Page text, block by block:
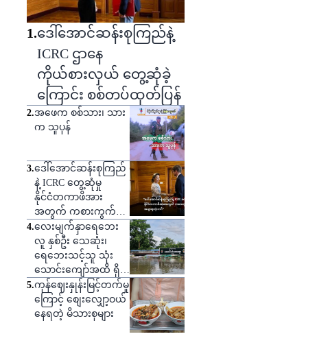
1.ဒေါ်အောင်ဆန်းစုကြည်နဲ့
ICRC ဌာနေ
ကိုယ်စားလှယ် တွေ့ဆုံခဲ့
ကြောင်း စစ်တပ်ထုတ်ပြန်
2.အဖေက စစ်သား၊ သား
က သူပုန်
3.ဒေါ်အောင်ဆန်းစုကြည်
နဲ့ ICRC တွေ့ဆုံမှု
နိုင်ငံတကာဖိအား
အတွက် ကစားကွက်
တစ်ခုဟု သုံးသပ်
4.လေးမျက်နှာရေဘေး
လူ နှစ်ဦး သေဆုံး၊
ရေဘေးသင့်သူ သုံး
သောင်းကျော်အထိ ရှိ
လာ
5.ကုန်ဈေးနှုန်းမြင့်တက်မှု
ကြောင့် စျေးလျှော့ဝယ်
နေရတဲ့ မိသားစုများ